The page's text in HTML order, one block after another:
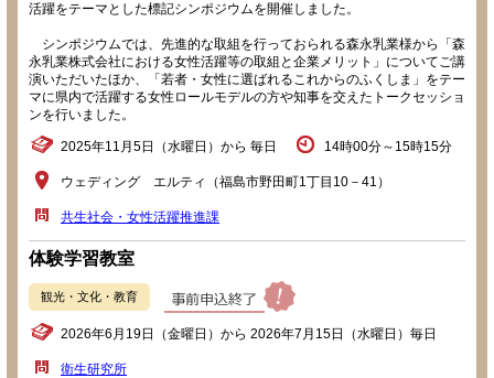
活躍をテーマとした標記シンポジウムを開催しました。
シンポジウムでは、先進的な取組を行っておられる森永乳業様から「森
永乳業株式会社における女性活躍等の取組と企業メリット」についてご講
演いただいたほか、「若者・女性に選ばれるこれからのふくしま」をテー
マに県内で活躍する女性ロールモデルの方や知事を交えたトークセッショ
ンを行いました。
2025年11月5日（水曜日）から 毎日 14時00分～15時15分
ウェディング エルティ（福島市野田町1丁目10－41）
共生社会・女性活躍推進課
体験学習教室
観光・文化・教育
2026年6月19日（金曜日）から 2026年7月15日（水曜日）毎日
衛生研究所